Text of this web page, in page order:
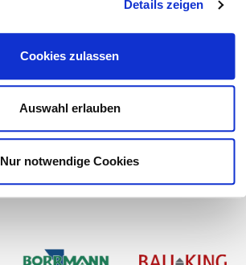
Details zeigen
Cookies zulassen
Auswahl erlauben
Nur notwendige Cookies